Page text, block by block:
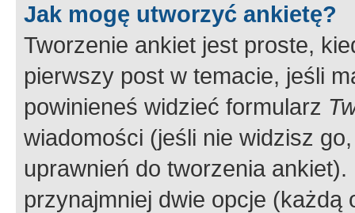
Jak mogę utworzyć ankietę?
Tworzenie ankiet jest proste,
pierwszy post w temacie, jeśli
powinieneś widzieć formularz
wiadomości (jeśli nie widzisz
uprawnień do tworzenia
przynajmniej dwie opcje